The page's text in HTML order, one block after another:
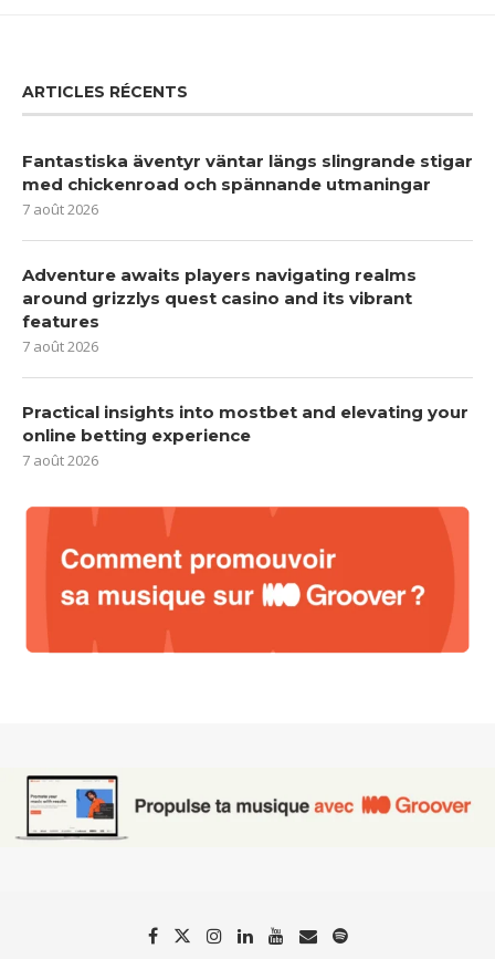
ARTICLES RÉCENTS
Fantastiska äventyr väntar längs slingrande stigar
med chickenroad och spännande utmaningar
7 août 2026
Adventure awaits players navigating realms
around grizzlys quest casino and its vibrant
features
7 août 2026
Practical insights into mostbet and elevating your
online betting experience
7 août 2026